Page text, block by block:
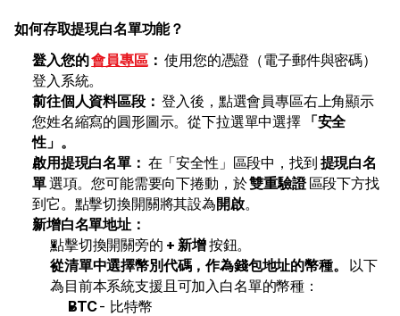
市場
外匯
金屬
索引
股票
能源
公司
介紹經紀商
如何存取提現白名單功能？
登入您的 會員專區： 使用您的憑證（電子郵件與密碼）
登入系統。
前往個人資料區段： 登入後，點選會員專區右上角顯示
您姓名縮寫的圓形圖示。從下拉選單中選擇 「安全
性」。
啟用提現白名單： 在「安全性」區段中，找到 提現白名
單 選項。您可能需要向下捲動，於 雙重驗證 區段下方找
到它。點擊切換開關將其設為開啟。
新增白名單地址：
點擊切換開關旁的 + 新增 按鈕。
從清單中選擇幣別代碼，作為錢包地址的幣種。 以下
為目前本系統支援且可加入白名單的幣種：
BTC - 比特幣